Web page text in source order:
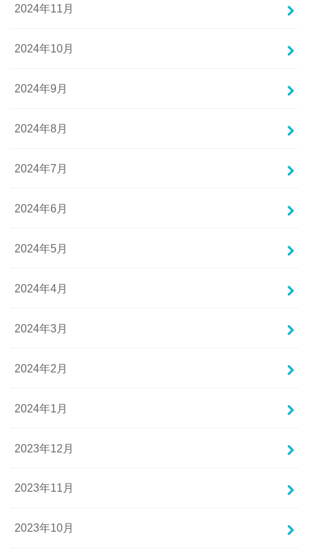
2024年11月
2024年10月
2024年9月
2024年8月
2024年7月
2024年6月
2024年5月
2024年4月
2024年3月
2024年2月
2024年1月
2023年12月
2023年11月
2023年10月